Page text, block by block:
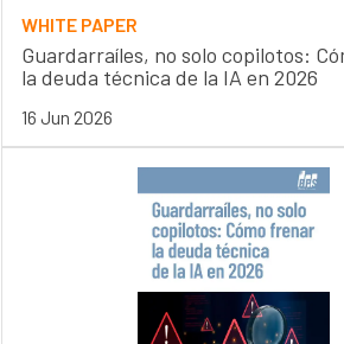
WHITE PAPER
Guardarraíles, no solo copilotos:
la deuda técnica de la IA en 2026
16 Jun 2026